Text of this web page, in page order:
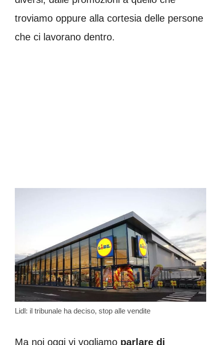
troviamo oppure alla cortesia delle persone
che ci lavorano dentro.
Lidl: il tribunale ha deciso, stop alle vendite
Ma noi oggi vi vogliamo parlare di